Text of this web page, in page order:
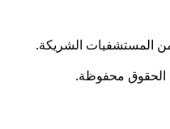
من المستشفيات الشريكة.